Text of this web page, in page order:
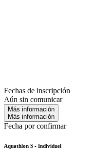
Fechas de inscripción
Aún sin comunicar
Más información
Más información
Fecha por confirmar
Aquathlon S - Individuel